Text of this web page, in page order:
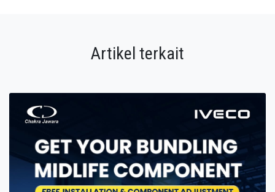
Artikel terkait